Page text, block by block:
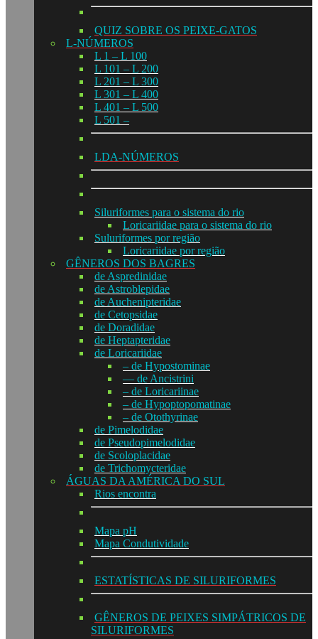
QUIZ SOBRE OS PEIXE-GATOS
L-NÚMEROS
L 1 – L 100
L 101 – L 200
L 201 – L 300
L 301 – L 400
L 401 – L 500
L 501 –
LDA-NÚMEROS
Siluriformes para o sistema do rio
Loricariidae para o sistema do rio
Suluriformes por região
Loricariidae por região
GÊNEROS DOS BAGRES
de Aspredinidae
de Astroblepidae
de Auchenipteridae
de Cetopsidae
de Doradidae
de Heptapteridae
de Loricariidae
– de Hypostominae
— de Ancistrini
– de Loricariinae
– de Hypoptopomatinae
– de Otothyrinae
de Pimelodidae
de Pseudopimelodidae
de Scoloplacidae
de Trichomycteridae
ÁGUAS DA AMÉRICA DO SUL
Rios encontra
Mapa pH
Mapa Condutividade
ESTATÍSTICAS DE SILURIFORMES
GÊNEROS DE PEIXES SIMPÁTRICOS DE
SILURIFORMES